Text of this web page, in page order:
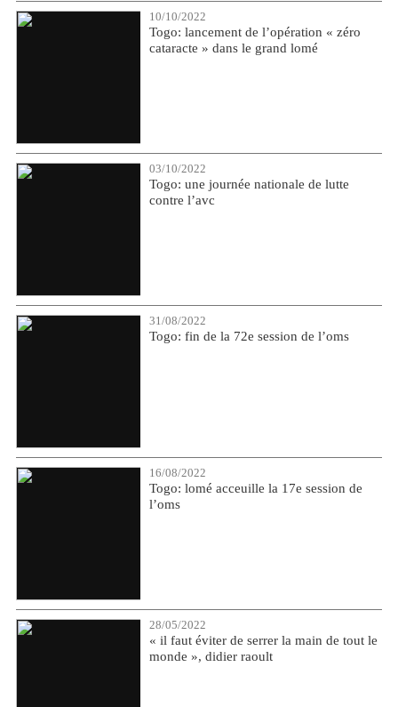
10/10/2022
Togo: lancement de l’opération « zéro
cataracte » dans le grand lomé
03/10/2022
Togo: une journée nationale de lutte
contre l’avc
31/08/2022
Togo: fin de la 72e session de l’oms
16/08/2022
Togo: lomé acceuille la 17e session de
l’oms
28/05/2022
« il faut éviter de serrer la main de tout le
monde », didier raoult